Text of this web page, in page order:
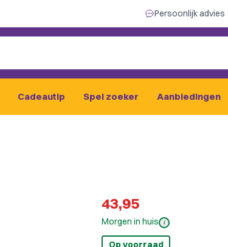
Persoonlijk advies
Cadeautip Spel zoeker Aanbiedingen
43,95
Morgen in huis i
Op voorraad